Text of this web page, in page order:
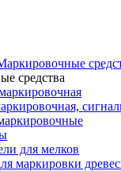
средства
для мелков
маркировки